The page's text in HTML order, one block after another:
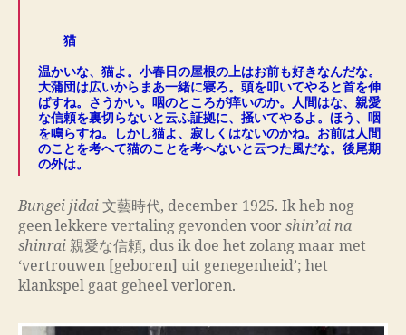
猫
温かいな、猫よ。小春日の屋根の上はお前も好きなんだな。
大蒲団は広いからまあ一緒に寝ろ。頭を叩いてやると首を伸
ばすね。さうかい。咽のところが痒いのか。人間はな、親愛
な信頼を裏切らないと云ふ証拠に、掻いてやるよ。ほう、咽
を鳴らすね。しかし猫よ、寂しくはないのかね。お前は人間
のことを考へて猫のことを考へないと云つた風だな。後尾期
の外は。
Bungei jidai 文藝時代, december 1925. Ik heb nog
geen lekkere vertaling gevonden voor shin’ai na
shinrai 親愛な信頼, dus ik doe het zolang maar met
‘vertrouwen [geboren] uit genegenheid’; het
klankspel gaat geheel verloren.